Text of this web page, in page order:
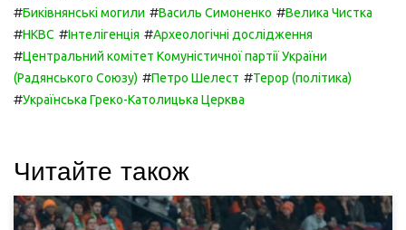
#Биківнянські могили #Василь Симоненко #Велика Чистка
#НКВС #Інтелігенція #Археологічні дослідження
#Центральний комітет Комуністичної партії України
(Радянського Союзу) #Петро Шелест #Терор (політика)
#Українська Греко-Католицька Церква
Читайте також